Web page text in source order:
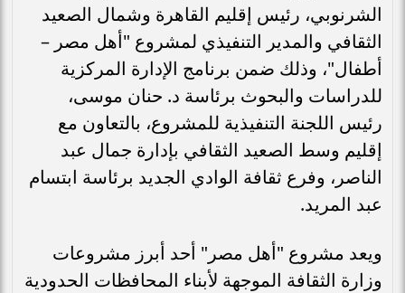
الشرنوبي، رئيس إقليم القاهرة وشمال الصعيد
الثقافي والمدير التنفيذي لمشروع "أهل مصر –
أطفال"، وذلك ضمن برنامج الإدارة المركزية
للدراسات والبحوث برئاسة د. حنان موسى،
رئيس اللجنة التنفيذية للمشروع، بالتعاون مع
إقليم وسط الصعيد الثقافي بإدارة جمال عبد
الناصر، وفرع ثقافة الوادي الجديد برئاسة ابتسام
عبد المريد.
ويعد مشروع "أهل مصر" أحد أبرز مشروعات
وزارة الثقافة الموجهة لأبناء المحافظات الحدودية